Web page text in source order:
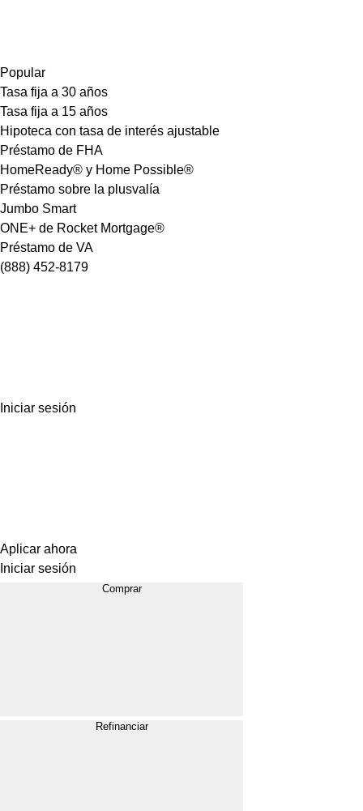
Popular
Tasa fija a 30 años
Tasa fija a 15 años
Hipoteca con tasa de interés ajustable
Préstamo de FHA
HomeReady® y Home Possible®
Préstamo sobre la plusvalía
Jumbo Smart
ONE+ de Rocket Mortgage®
Préstamo de VA
(888) 452-8179
Iniciar sesión
Aplicar ahora
Iniciar sesión
Comprar
Refinanciar